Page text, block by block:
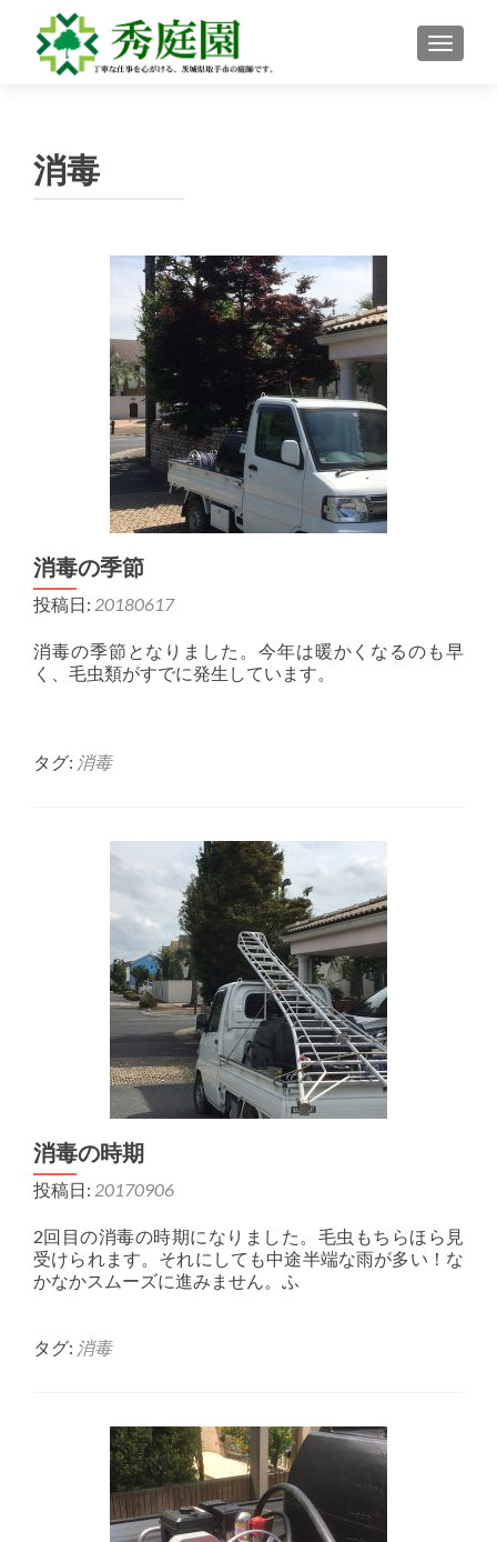
ナビゲ
消毒
消毒の季節
投稿日: 20180617
消毒の季節となりました。今年は暖かくなるのも早
く、毛虫類がすでに発生しています。
タグ: 消毒
消毒の時期
投稿日: 20170906
2回目の消毒の時期になりました。毛虫もちらほら見
受けられます。それにしても中途半端な雨が多い！な
かなかスムーズに進みません。ふ
タグ: 消毒